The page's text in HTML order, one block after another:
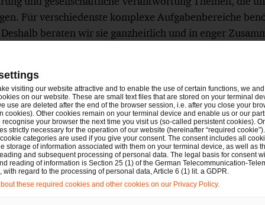
Für verschiedenste komplexe Aufgabenbereiche
beraten wir sie ganzheitlich und in enger
und Finanzexpert:innen von PwC und unserem
Ob weltweit agierendes Unternehmen,
jedem Mandanten steht bei uns ein persönlicher
Belangen verantwortungsvoll
wirtschaftlichen Erfolg langfristig zu sichern.
Rechtsanwält:innen an 18 Standorten. Integrierte
visiting our website attractive and to enable the use of certain functions, we
on our website. These are small text files that are stored on your terminal
use are deleted after the end of the browser session, i.e. after you close your
cookies). Other cookies remain on your terminal device and enable us or our
recognise your browser the next time you visit us (so-called persistent cookies).
strictly necessary for the operation of our website (hereinafter “required
categories are used if you give your consent. The consent includes all
storage of information associated with them on your terminal device, as well as
and subsequent processing of personal data. The legal basis for consent
reading of information is Section 25 (1) of the German Telecommunication-
with regard to the processing of personal data, Article 6 (1) lit. a GDPR.
these required cookies and other cookies on our Privacy Policy.